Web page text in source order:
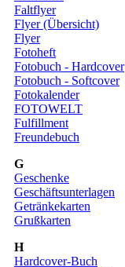
Faltflyer
Flyer (Übersicht)
Flyer
Fotoheft
Fotobuch - Hardcover
Fotobuch - Softcover
Fotokalender
FOTOWELT
Fulfillment
Freundebuch
G
Geschenke
Geschäftsunterlagen
Getränkekarten
Grußkarten
H
Hardcover-Buch